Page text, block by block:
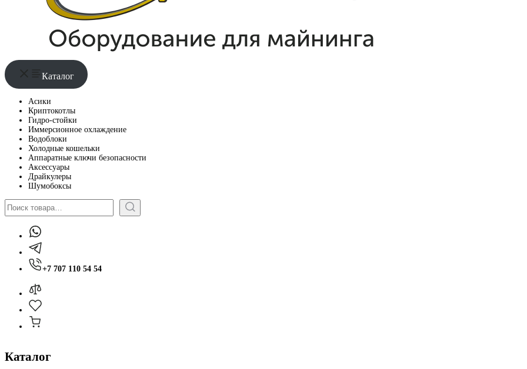
Каталог
Асики
Криптокотлы
Гидро-стойки
Иммерсионное охлаждение
Водоблоки
Холодные кошельки
Аппаратные ключи безопасности
Аксессуары
Драйкулеры
Шумобоксы
Поиск
+7 707 110 54 54
Каталог